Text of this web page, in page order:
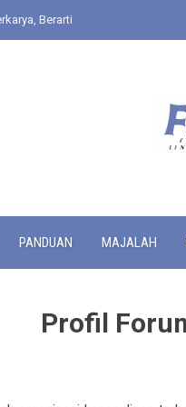
Berarti
PANDUAN MAJALAH
Profil